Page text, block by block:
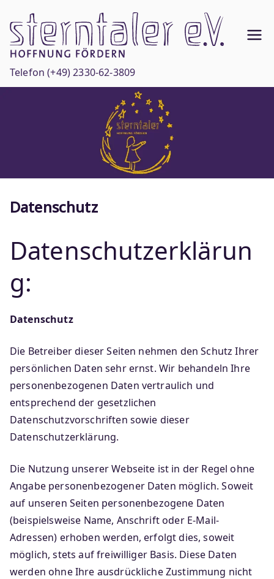
Inhalt
springen
Ste
rnt
e.V
Hoffnun
Telefon(+49) 2330-62-3809
Datenschutz
Datenschutzerklärun
g:
Datenschutz
Die Betreiber dieser Seiten nehmen den Schutz Ihrer
persönlichen Daten sehr ernst. Wir behandeln Ihre
personenbezogenen Daten vertraulich und
entsprechend der gesetzlichen
Datenschutzvorschriften sowie dieser
Datenschutzerklärung.
Die Nutzung unserer Webseite ist in der Regel ohne
Angabe personenbezogener Daten möglich. Soweit
auf unseren Seiten personenbezogene Daten
(beispielsweise Name, Anschrift oder E-Mail-
Adressen) erhoben werden, erfolgt dies, soweit
möglich, stets auf freiwilliger Basis. Diese Daten
werden ohne Ihre ausdrückliche Zustimmung nicht